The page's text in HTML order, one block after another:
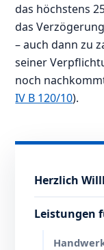
das höchstens
das
– auch dann zu
seiner
noch
IV B 120/10).
Herzlich
Leistungen